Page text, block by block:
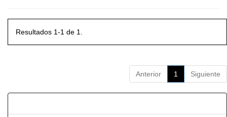
Resultados 1-1 de 1.
Anterior 1 Siguiente